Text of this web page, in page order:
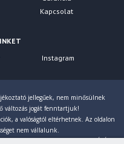
Kapcsolat
Instagram
jellegűek, nem minősülnek
változás jogát fenntartjuk!
a valóságtól eltérhetnek. Az oldalon
nem vállalunk.